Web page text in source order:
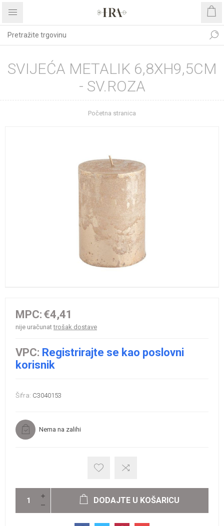
SVIJEĆA METALIK 6,8XH9,5CM
- SV.ROZA
Početna stranica
MPC: €4,41
nije uračunattrošak dostave
VPC: Registrirajte se kao poslovni
korisnik
Šifra: C3040153
Nema na zalihi
DODAJTE U KOŠARICU